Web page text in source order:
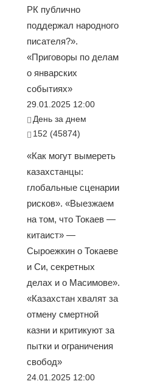
РК публично
поддержал народного
писателя?».
«Приговоры по делам
о январских
событиях»
29.01.2025 12:00
День за днем
152 (45874)
«Как могут вымереть
казахстанцы:
глобальные сценарии
рисков». «Выезжаем
на том, что Токаев —
китаист» —
Сыроежкин о Токаеве
и Си, секретных
делах и о Масимове».
«Казахстан хвалят за
отмену смертной
казни и критикуют за
пытки и ограничения
свобод»
24.01.2025 12:00